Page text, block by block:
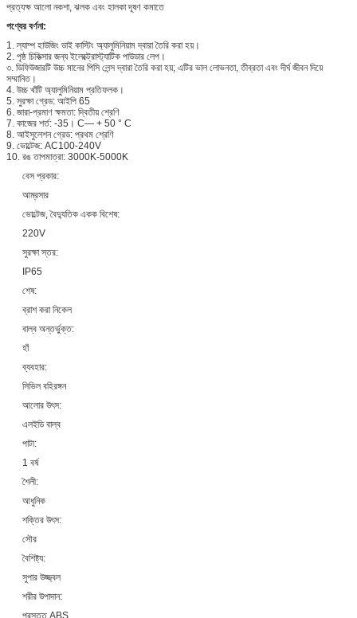
প্রত্যক্ষ আলো নকশা, ঝলক এবং হালকা দূষণ কমাতে
পণ্যের বর্ণনা:
1. ল্যাম্প হাউজিং ডাই কাস্টিং অ্যালুমিনিয়াম দ্বারা তৈরি করা হয়।
2. পৃষ্ঠ চিকিত্সার জন্য ইলেক্ট্রোস্ট্যাটিক পাউডার লেপ।
৩. ডিফিউজারটি উচ্চ মানের পিসি লেন্স দ্বারা তৈরি করা হয়; এটির ভাল লোভনতা, তীব্রতা এবং দীর্ঘ জীবন দিয়ে
সম্মানিত।
4. উচ্চ খাঁটি অ্যালুমিনিয়াম প্রতিফলক।
5. সুরক্ষা গ্রেড: আইপি 65
6. জারা-প্রমাণ ক্ষমতা: দ্বিতীয় শ্রেণি
7. কাজের শর্ত: -35। C— + 50 ° C
8. আইসুলেশন গ্রেড: প্রথম শ্রেণি
9. ভোল্টেজ: AC100-240V
10. রঙ তাপমাত্রা: 3000K-5000K
বেস প্রকার:
আম্রসার
ভোল্টেজ, বৈদ্যুতিক একক বিশেষ:
220V
সুরক্ষা স্তর:
IP65
শেষ:
ব্রাশ করা নিকেল
বাল্ব অন্তর্ভুক্ত:
হাঁ
ব্যবহার:
সিভিল বহিরঙ্গন
আলোর উৎস:
এলইডি বাল্ব
পাটা:
1 বর্ষ
শৈলী:
আধুনিক
শক্তির উৎস:
সৌর
বৈশিষ্ট্য:
সুপার উজ্জ্বল
শরীর উপাদান:
প্রস্তুত ABS